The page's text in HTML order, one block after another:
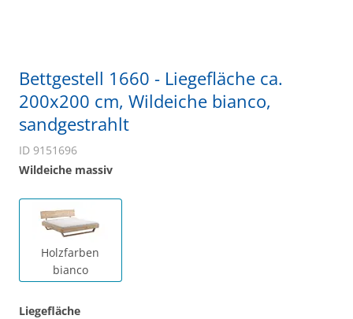
Bettgestell 1660 - Liegefläche ca.
200x200 cm, Wildeiche bianco,
sandgestrahlt
ID 9151696
Wildeiche massiv
Holzfarben
bianco
Liegefläche